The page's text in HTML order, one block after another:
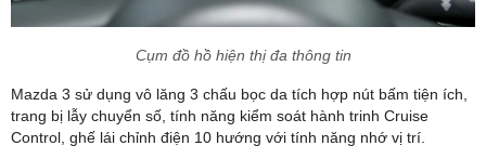
Cụm đồ hồ hiện thị đa thông tin
Mazda 3 sử dụng vô lăng 3 chấu bọc da tích hợp nút bấm tiện ích,
trang bị lẫy chuyển số, tính năng kiểm soát hành trinh Cruise
Control, ghế lái chỉnh điện 10 hướng với tính năng nhớ vị trí.